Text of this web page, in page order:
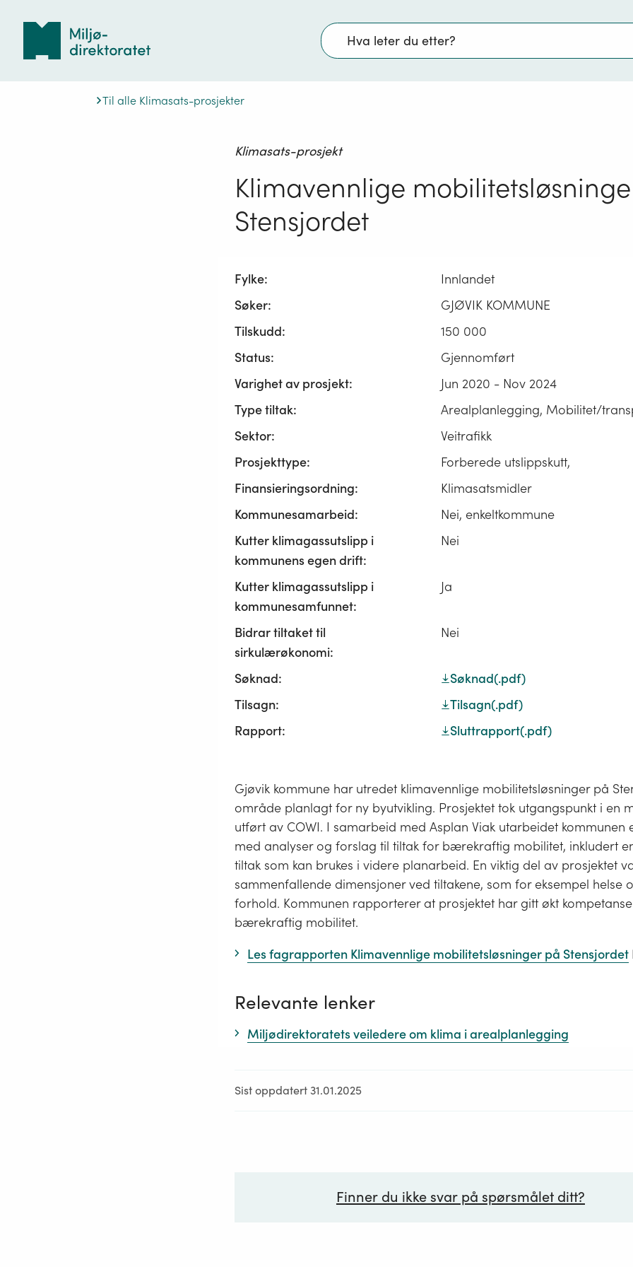
Søk
Til alle Klimasats-prosjekter
Klimasats-prosjekt
Klimavennlige
Stensjordet
Fylke:
Innlandet
Søker:
GJØVIK KOMMUNE
Tilskudd:
150 000
Status:
Gjennomført
Varighet av prosjekt:
Jun 2020 - Nov 2024
Type tiltak:
Arealplanlegging, Mobilitet/
Sektor:
Veitrafikk
Prosjekttype:
Forberede utslippskutt,
Finansieringsordning:
Klimasatsmidler
Kommunesamarbeid:
Nei, enkeltkommune
Kutter klimagassutslipp i
kommunens egen drift:
Nei
Kutter klimagassutslipp i
kommunesamfunnet:
Ja
Bidrar tiltaket til
sirkulærøkonomi:
Nei
Søknad: Søknad(.pdf)
Tilsagn:
Tilsagn(.pdf)
Rapport:
Sluttrapport(.pdf)
Gjøvik kommune har utredet klimavennlige mobilitetsløsninger på
område planlagt for ny byutvikling. Prosjektet tok utgangspunkt i en
utført av COWI. I samarbeid med Asplan Viak utarbeidet
med analyser og forslag til tiltak for bærekraftig mobilitet, inkludert
tiltak som kan brukes i videre planarbeid. En viktig del av prosjektet
sammenfallende dimensjoner ved tiltakene, som for eksempel helse
forhold. Kommunen rapporterer at prosjektet har gitt økt
bærekraftig mobilitet.
Les fagrapporten Klimavennlige mobilitetsløsninger på Stensjordet
Relevante lenker
Miljødirektoratets veiledere om klima i arealplanlegging
Sist oppdatert 31.01.2025
Finner du ikke svar på spørsmålet ditt?